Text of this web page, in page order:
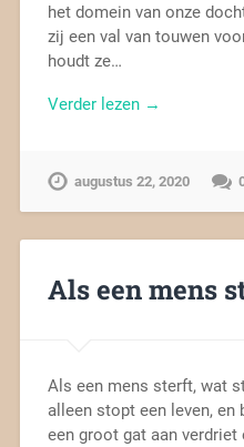
het domein van onze
zij een val van touwen
houdt ze…
Verder lezen →
augustus 22, 2020
Als een mens
Als een mens sterft, wat
alleen stopt een leven,
een groot gat aan